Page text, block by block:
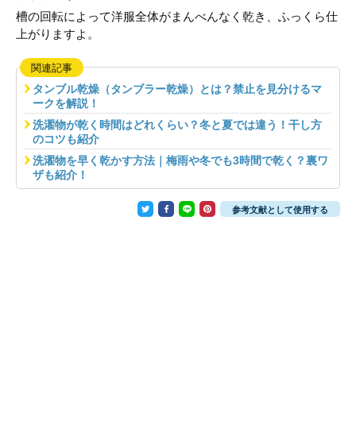
槽の回転によって洋服全体がまんべんなく乾き、ふっくら仕
上がりますよ。
関連記事
タンブル乾燥（タンブラー乾燥）とは？禁止を見分けるマ
ークを解説！
洗濯物が乾く時間はどれくらい？冬と夏では違う！干し方
のコツも紹介
洗濯物を早く乾かす方法｜梅雨や冬でも3時間で乾く？裏ワ
ザも紹介！
参考文献として使用する